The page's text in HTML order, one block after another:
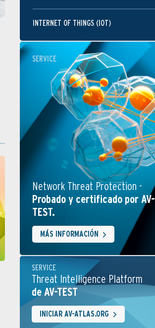
INTERNET OF THINGS (IOT)
SERVICE
Network Threat Protection -
Probado y certificado por AV-
TEST.
MÁS INFORMACIÓN
SERVICE
Threat Intelligence Platform
de AV-TEST
INICIAR AV-ATLAS.ORG